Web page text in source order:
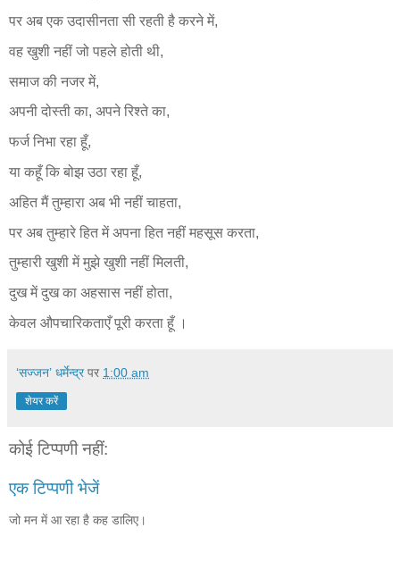
पर अब एक उदासीनता सी रहती है करने में,
वह खुशी नहीं जो पहले होती थी,
समाज की नजर में,
अपनी दोस्ती का, अपने रिश्ते का,
फर्ज निभा रहा हूँ,
या कहूँ कि बोझ उठा रहा हूँ,
अहित मैं तुम्हारा अब भी नहीं चाहता,
पर अब तुम्हारे हित में अपना हित नहीं महसूस करता,
तुम्हारी खुशी में मुझे खुशी नहीं मिलती,
दुख में दुख का अहसास नहीं होता,
केवल औपचारिकताएँ पूरी करता हूँ ।
‘सज्जन’ धर्मेन्द्र पर 1:00 am
शेयर करें
कोई टिप्पणी नहीं:
एक टिप्पणी भेजें
जो मन में आ रहा है कह डालिए।